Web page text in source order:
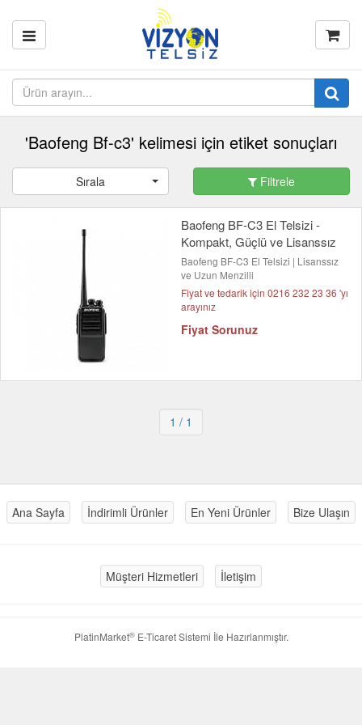
'Baofeng Bf-c3' kelimesi için etiket sonuçları
Sırala Filtrele
Baofeng BF-C3 El Telsizi -
Kompakt, Güçlü ve Lisanssız
Baofeng BF-C3 El Telsizi | Lisanssız
ve Uzun Menzilli
Fiyat ve tedarik için 0216 232 23 36 'yı
arayınız
Fiyat Sorunuz
1 / 1
Ana Sayfa İndirimli Ürünler En Yeni Ürünler Bize Ulaşın
Müşteri Hizmetleri İletişim
PlatinMarket®E-Ticaret Sistemi İle Hazırlanmıştır.